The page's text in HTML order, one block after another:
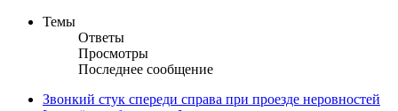
Темы
Ответы
Просмотры
Последнее сообщение
Звонкий стук спереди справа при проезде неровностей